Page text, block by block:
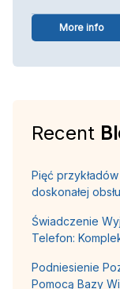
More info
Recent
Pięć
doskonałej
Świadczenie
Telefon:
Podniesienie
Pomocą Bazy